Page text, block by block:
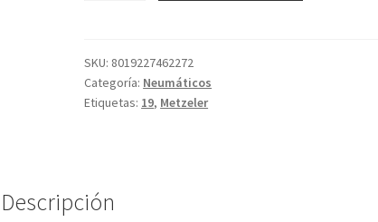
59V
KAROO
STREET
cantidad
SKU: 8019227462272
Categoría: Neumáticos
Etiquetas: 19, Metzeler
Descripción